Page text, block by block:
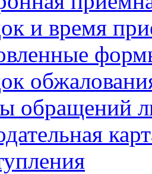
и время
обращений